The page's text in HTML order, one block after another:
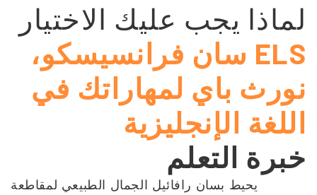
لماذا يجب عليك الاختيار
ELS سان فرانسيسكو،
نورث باي لمهاراتك في
اللغة الإنجليزية
خبرة التعلم
يحيط بسان رافائيل الجمال الطبيعي لمقاطعة